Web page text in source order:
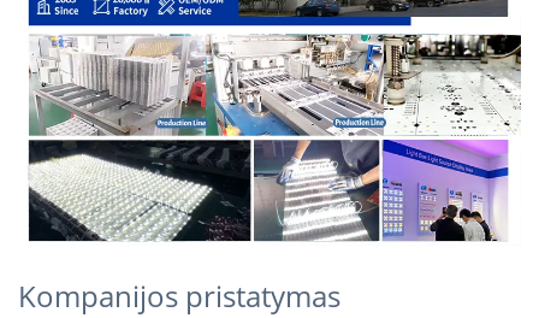
Kompanijos pristatymas